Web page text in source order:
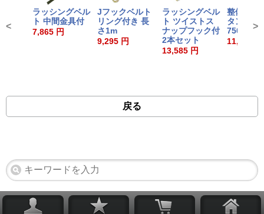
ラッシングベル
ト 中間金具付
7,865 円
Jフックベルト
リング付き 長
さ1m
9,295 円
ラッシングベル
ト ツイストス
ナップフック付
2本セット
13,585 円
整備サポ
タンド
750kg
11,300 円
< >
戻る